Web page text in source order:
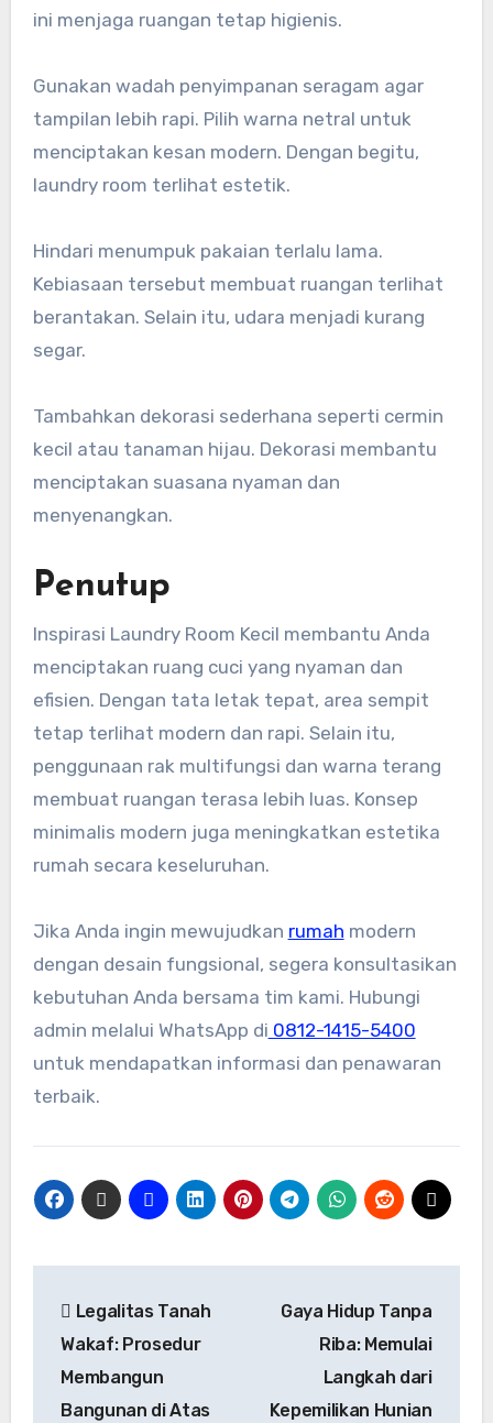
ini menjaga ruangan tetap higienis.
Gunakan wadah penyimpanan seragam agar
tampilan lebih rapi. Pilih warna netral untuk
menciptakan kesan modern. Dengan begitu,
laundry room terlihat estetik.
Hindari menumpuk pakaian terlalu lama.
Kebiasaan tersebut membuat ruangan terlihat
berantakan. Selain itu, udara menjadi kurang
segar.
Tambahkan dekorasi sederhana seperti cermin
kecil atau tanaman hijau. Dekorasi membantu
menciptakan suasana nyaman dan
menyenangkan.
Penutup
Inspirasi Laundry Room Kecil membantu Anda
menciptakan ruang cuci yang nyaman dan
efisien. Dengan tata letak tepat, area sempit
tetap terlihat modern dan rapi. Selain itu,
penggunaan rak multifungsi dan warna terang
membuat ruangan terasa lebih luas. Konsep
minimalis modern juga meningkatkan estetika
rumah secara keseluruhan.
Jika Anda ingin mewujudkan rumah modern
dengan desain fungsional, segera konsultasikan
kebutuhan Anda bersama tim kami. Hubungi
admin melalui WhatsApp di 0812-1415-5400
untuk mendapatkan informasi dan penawaran
terbaik.
Legalitas Tanah
Wakaf: Prosedur
Membangun
Bangunan di Atas
Gaya Hidup Tanpa
Riba: Memulai
Langkah dari
Kepemilikan Hunian